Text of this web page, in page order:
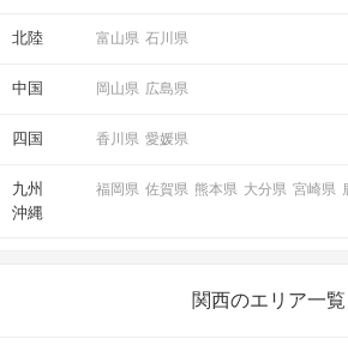
パーティー中ならどのタイミングでも送信
北陸 富山県 石川県
中国 岡山県 広島県
四国 香川県 愛媛県
九州
沖縄
福岡県 佐賀県 熊本県 大分県 宮崎県
関西のエリア一覧